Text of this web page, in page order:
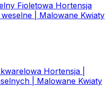
Fioletowa Hortensja
| Malowane Kwiaty
Hortensja |
| Malowane Kwiaty